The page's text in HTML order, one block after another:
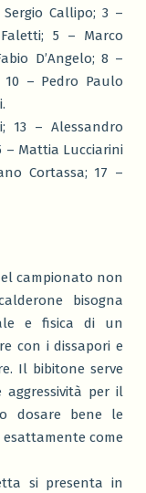
Callipo; 3 –
5 – Marco
D’Angelo; 8 –
– Pedro Paulo
13 – Alessandro
– Mattia Lucciarini
Cortassa; 17 –
campionato non
bisogna
e fisica di un
con i dissapori e
Il bibitone serve
per il
dosare bene le
come
si presenta in